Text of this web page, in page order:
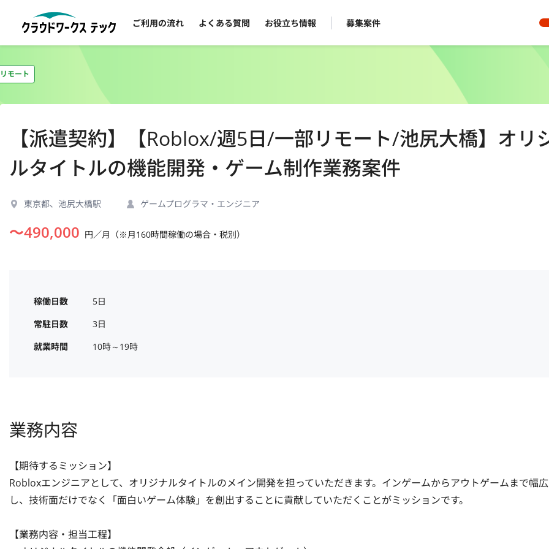
ご利用の流れ よくある質問 お役立ち情報 募集案件
モート
【派遣契約】【Roblox/週5日/一部リモート/池尻大橋】オリ
ルタイトルの機能開発・ゲーム制作業務案件
東京都、池尻大橋駅 ゲームプログラマ・エンジニア
〜490,000 円／月（※月160時間稼働の場合・税別）
稼働日数
5日
常駐日数
3日
就業時間
10時～19時
業務内容
【期待するミッション】
Robloxエンジニアとして、オリジナルタイトルのメイン開発を担っていただきます。インゲームからアウトゲームまで幅
し、技術面だけでなく「面白いゲーム体験」を創出することに貢献していただくことがミッションです。
【業務内容・担当工程】